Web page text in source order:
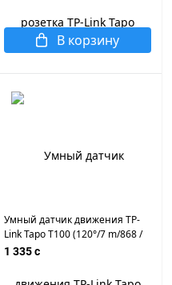
В корзину
Умный датчик движения TP-
Link Tapo T100 (120°/7 m/868 /
922 mHz)
1 335 c